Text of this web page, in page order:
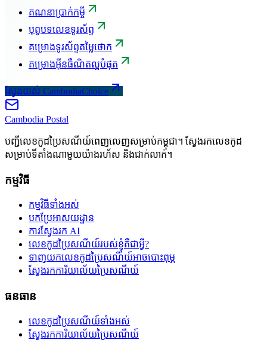
គណនាប្រាក់កម្ចី
បុព្វបទលេខទូរស័ព្ទ
គម្រោងទូរស័ព្ទតម្លៃថោក
គម្រោងអ៊ីនធឺណិតល្អបំផុត
ស្វែងយល់ CambodiaChoice
Cambodia Postal
បញ្ជីលេខកូដប្រៃសណីយ៍ពេញលេញសម្រាប់កម្ពុជា។ ស្វែងរកលេខកូដ
សម្រាប់ទីតាំងណាមួយយ៉ាងរហ័ស និងជាក់លាក់។
កម្មវិធី
កម្មវិធីទាំងអស់
បកប្រែអាសយដ្ឋាន
ការស្វែងរក AI
លេខកូដប្រៃសណីយ៍របស់ខ្ញុំគឺជាអ្វី?
ទាញយកលេខកូដប្រៃសណីយ៍អាចបោះពុម្ភ
ស្វែងរកការិយាល័យប្រៃសណីយ៍
ធនធាន
លេខកូដប្រៃសណីយ៍ទាំងអស់
ស្វែងរកការិយាល័យប្រៃសណីយ៍